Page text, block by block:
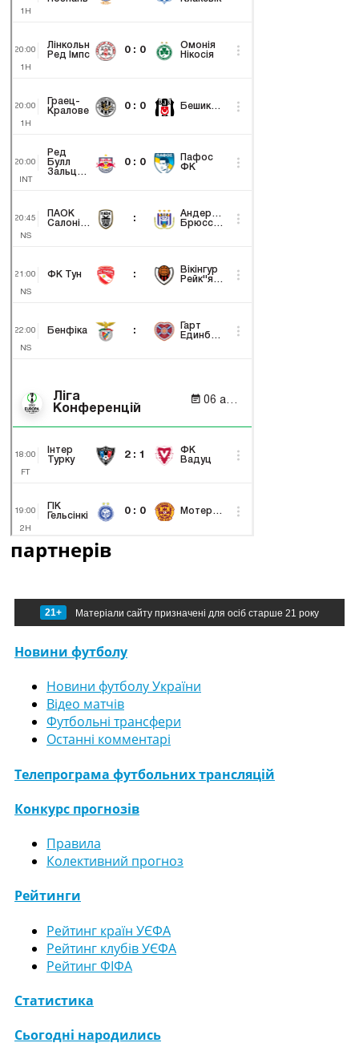
партнерів
21+ Матеріали сайту призначені для осіб старше 21 року
Новини футболу
Новини футболу України
Відео матчів
Футбольні трансфери
Останні комментарі
Телепрограма футбольних трансляцій
Конкурс прогнозів
Правила
Колективний прогноз
Рейтинги
Рейтинг країн УЄФА
Рейтинг клубів УЄФА
Рейтинг ФІФА
Статистика
Сьогодні народились